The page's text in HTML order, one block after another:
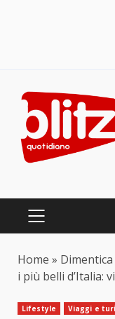
content
PRIMARY
Home »
i più belli d’Italia:
Lifestyle Viaggi e